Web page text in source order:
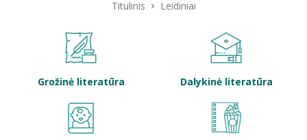
Titulinis Leidiniai
Grožinė literatūra Dalykinė literatūra